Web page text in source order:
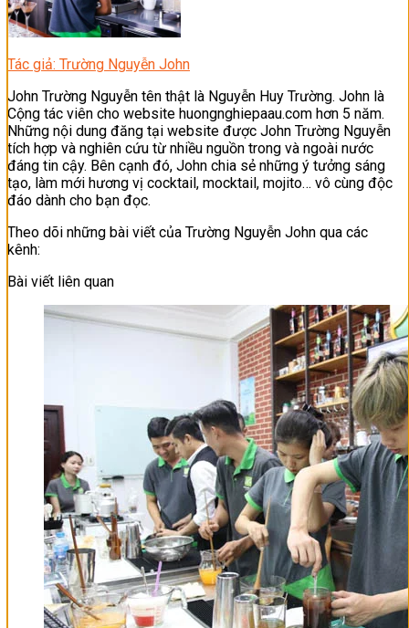
Tác giả: Trường Nguyễn John
John Trường Nguyễn tên thật là Nguyễn Huy Trường. John là
Cộng tác viên cho website huongnghiepaau.com hơn 5 năm.
Những nội dung đăng tại website được John Trường Nguyễn
tích hợp và nghiên cứu từ nhiều nguồn trong và ngoài nước
đáng tin cậy. Bên cạnh đó, John chia sẻ những ý tưởng sáng
tạo, làm mới hương vị cocktail, mocktail, mojito… vô cùng độc
đáo dành cho bạn đọc.
Theo dõi những bài viết của Trường Nguyễn John qua các
kênh:
Bài viết liên quan